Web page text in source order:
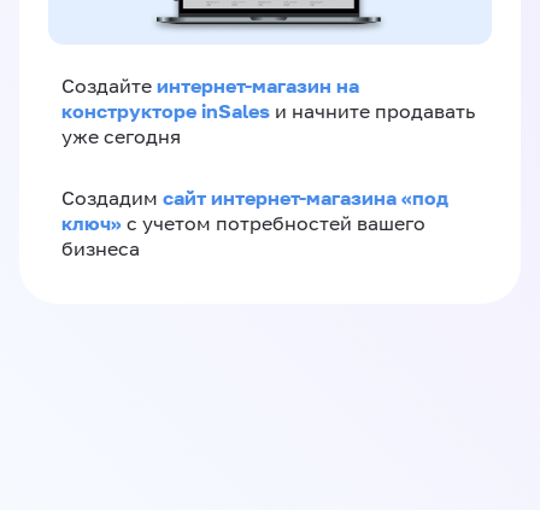
Создайте интернет-магазин на
конструкторе inSales и начните продавать
уже сегодня
Создадим сайт интернет-магазина «под
ключ» с учетом потребностей вашего
бизнеса